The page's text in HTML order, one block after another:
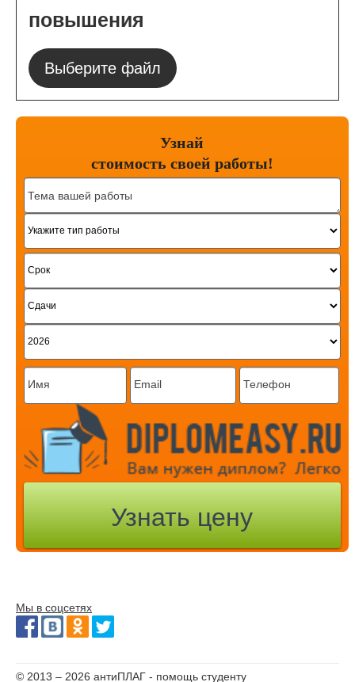
повышения
Выберите файл
Узнай
стоимость своей работы!
Мы в соцсетях
© 2013 – 2026 антиПЛАГ - помощь студенту